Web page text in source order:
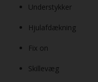
Understykker
Hjulafdækning
Fix on
Skillevæg